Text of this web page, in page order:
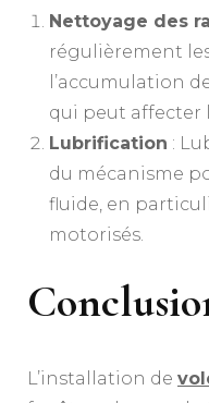
Nettoyage des
régulièrement
l’accumulation
qui peut affecter
Lubrification :
du mécanisme
fluide, en
motorisés.
L’installation de